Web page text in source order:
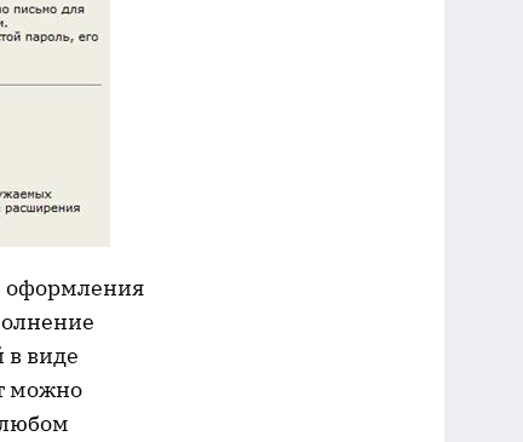
оформления
в виде
можно